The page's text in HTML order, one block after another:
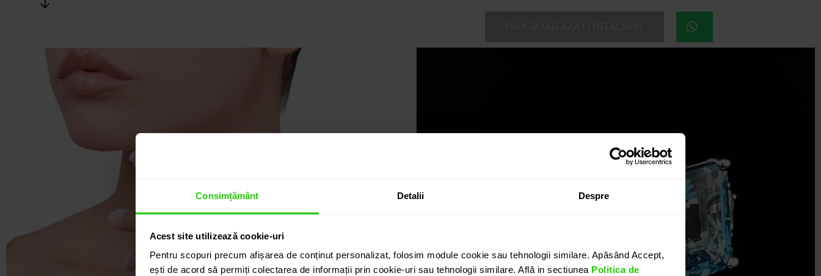
Consimțământ Detalii Despre
Acest site utilizează cookie-uri
Pentru scopuri precum afișarea de conținut personalizat, folosim module cookie sau tehnologii similare. Apăsând Accept,
ești de acord să permiți colectarea de informații prin cookie-uri sau tehnologii similare. Află in sectiunea Politica de